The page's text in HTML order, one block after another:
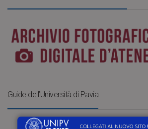
Guide dell’Università di Pavia